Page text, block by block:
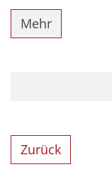
Mehr
Zurück